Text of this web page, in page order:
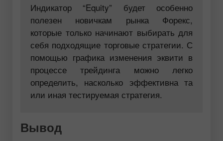
Индикатор “Equity” будет особенно
полезен новичкам рынка Форекс,
которые только начинают выбирать для
себя подходящие торговые стратегии. С
помощью графика изменения эквити в
процессе трейдинга можно легко
определить, насколько эффективна та
или иная тестируемая стратегия.
Вывод